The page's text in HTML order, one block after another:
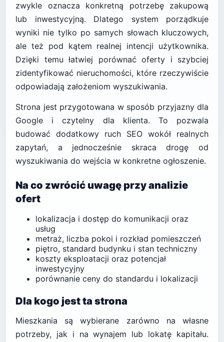
zwykle oznacza konkretną potrzebę zakupową
lub inwestycyjną. Dlatego system porządkuje
wyniki nie tylko po samych słowach kluczowych,
ale też pod kątem realnej intencji użytkownika.
Dzięki temu łatwiej porównać oferty i szybciej
zidentyfikować nieruchomości, które rzeczywiście
odpowiadają założeniom wyszukiwania.
Strona jest przygotowana w sposób przyjazny dla
Google i czytelny dla klienta. To pozwala
budować dodatkowy ruch SEO wokół realnych
zapytań, a jednocześnie skraca drogę od
wyszukiwania do wejścia w konkretne ogłoszenie.
Na co zwrócić uwagę przy analizie
ofert
lokalizacja i dostęp do komunikacji oraz
usług
metraż, liczba pokoi i rozkład pomieszczeń
piętro, standard budynku i stan techniczny
koszty eksploatacji oraz potencjał
inwestycyjny
porównanie ceny do standardu i lokalizacji
Dla kogo jest ta strona
Mieszkania są wybierane zarówno na własne
potrzeby, jak i na wynajem lub lokatę kapitału.